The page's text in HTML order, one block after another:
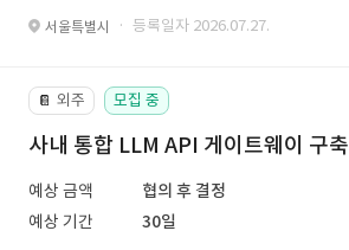
서울특별시 · 등록일자 2026.07.27.
📔 외주 모집 중
사내 통합 LLM API 게이트웨이 구축
예상 금액
협의 후 결정
예상 기간
30일